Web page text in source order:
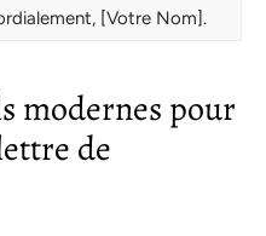
[Votre Nom].
modernes pour
de